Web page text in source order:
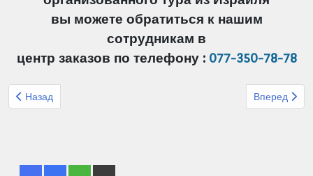
вы можете обратиться к нашим
сотрудникам в
центр заказов по телефону : 077-350-78-78
Предыдущий: О компании
Назад Следующий:
Вперед